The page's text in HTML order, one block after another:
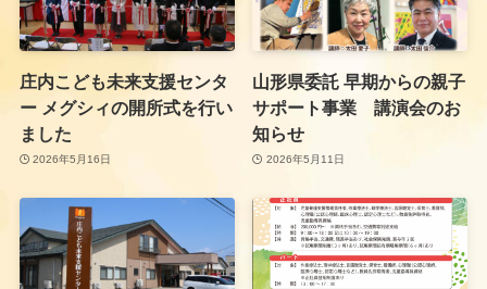
庄内こども未来支援センタ
ー メグシィの開所式を行い
ました
2026年5月16日
山形県委託 早期からの親子
サポート事業 講演会のお
知らせ
2026年5月11日